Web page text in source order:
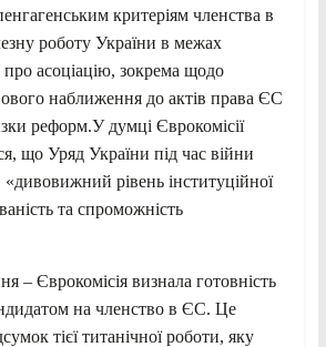
критеріям членства в
роботу України в межах
асоціацію, зокрема щодо
наближення до актів права ЄС
реформ.У думці Єврокомісії
що Уряд України під час війни
рівень інституційної
та спроможність
– Єврокомісія визнала готовність
на членство в ЄС. Це
тієї титанічної роботи, яку